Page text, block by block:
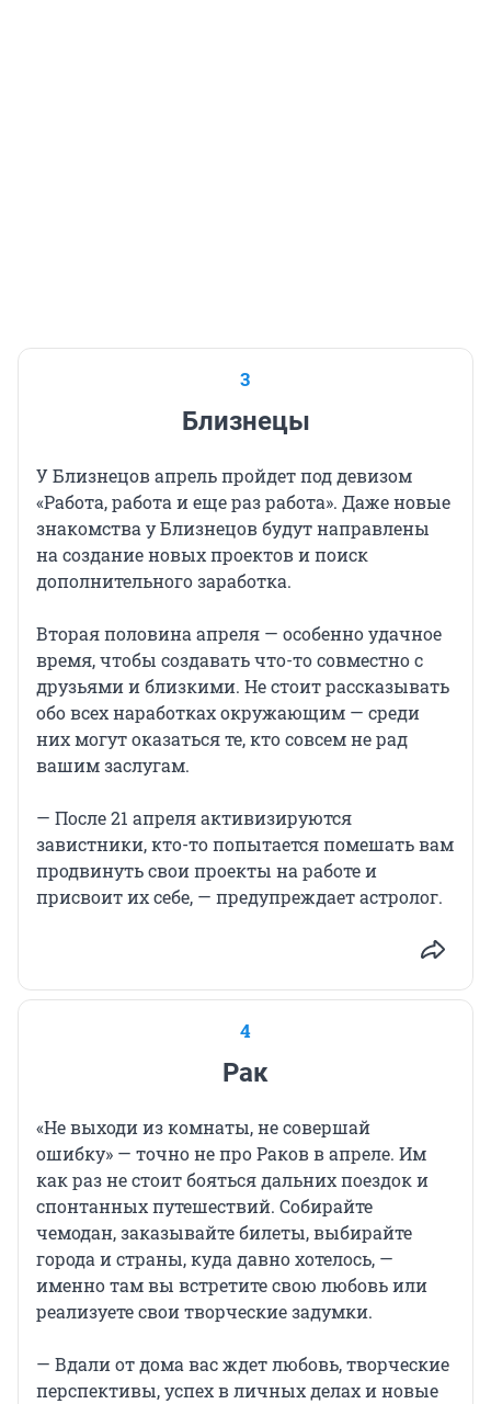
3
Близнецы
У Близнецов апрель пройдет под девизом
«Работа, работа и еще раз работа». Даже новые
знакомства у Близнецов будут направлены
на создание новых проектов и поиск
дополнительного заработка.
Вторая половина апреля — особенно удачное
время, чтобы создавать что-то совместно с
друзьями и близкими. Не стоит рассказывать
обо всех наработках окружающим — среди
них могут оказаться те, кто совсем не рад
вашим заслугам.
— После 21 апреля активизируются
завистники, кто-то попытается помешать вам
продвинуть свои проекты на работе и
присвоит их себе, — предупреждает астролог.
4
Рак
«Не выходи из комнаты, не совершай
ошибку» — точно не про Раков в апреле. Им
как раз не стоит бояться дальних поездок и
спонтанных путешествий. Собирайте
чемодан, заказывайте билеты, выбирайте
города и страны, куда давно хотелось, —
именно там вы встретите свою любовь или
реализуете свои творческие задумки.
— Вдали от дома вас ждет любовь, творческие
перспективы, успех в личных делах и новые